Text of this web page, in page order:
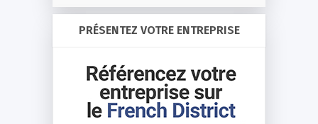
PRÉSENTEZ VOTRE ENTREPRISE